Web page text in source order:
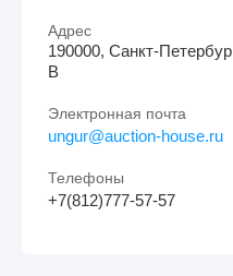
Адрес
190000, Санкт-
В
Электронная почта
ungur@auction-house.ru
Телефоны
+7(812)777-57-57